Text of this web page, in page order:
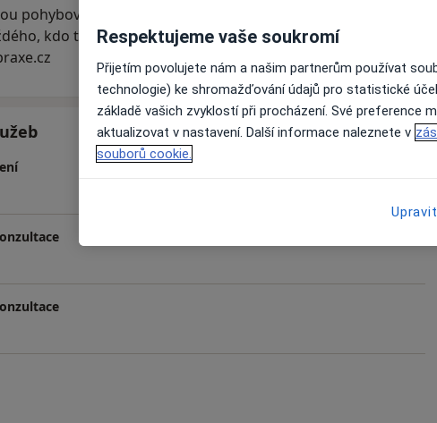
pohybového aparátu, chiropraxí a myofasciální terapii.
kdo trpí bolestí a nechce s ní dál žít. Budu se těšit.
Respektujeme vaše soukromí
Přijetím povolujete nám a našim partnerům používat
technologie) ke shromažďování údajů pro statistické
základě vašich zvyklostí při procházení. Své preference
aktualizovat v nastavení. Další informace naleznete v
souborů cookie.